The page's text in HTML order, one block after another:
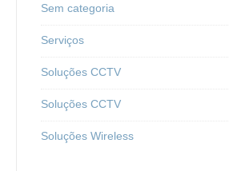
Sem categoria
Serviços
Soluções CCTV
Soluções CCTV
Soluções Wireless